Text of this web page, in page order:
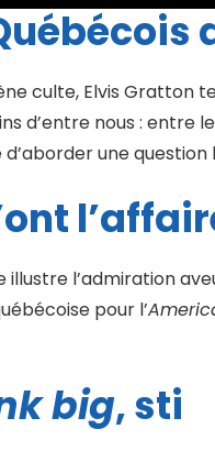
culte, Elvis Gratton
d’entre nous : entre
une question
l’admiration
pour l’
big, sti